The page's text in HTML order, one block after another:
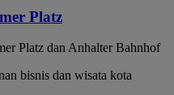
Platz
Platz dan Anhalter Bahnhof
bisnis dan wisata kota